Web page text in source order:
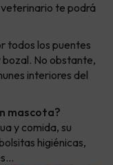
te podrá
todos los puentes
No obstante,
interiores del
mascota?
y comida, su
higiénicas,